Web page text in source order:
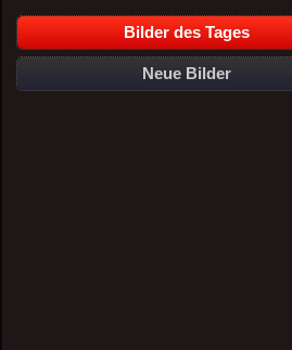
Bilder des Tages
Neue Bilder